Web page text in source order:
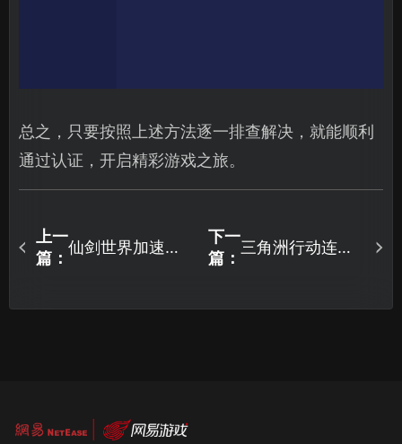
总之，只要按照上述方法逐一排查解决，就能顺利
通过认证，开启精彩游戏之旅。
上一
篇：
仙剑世界加速器
旅！
下一
篇：
三角洲行动连接
程！